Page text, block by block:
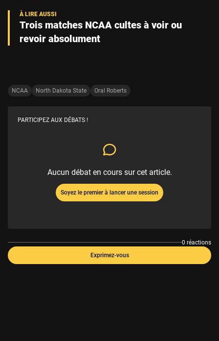
Trois matches NCAA cultes à voir ou
revoir absolument
NCAA North Dakota State Oral Roberts
PARTICIPEZ AUX DÉBATS !
Aucun débat en cours sur cet article.
Soyez le premier à lancer une session
0 réactions
Exprimez-vous